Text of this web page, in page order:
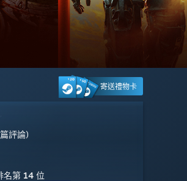
寄送禮物卡
評論)
名第 28 位
評論)
名第 14 位
評論)
名第 7 位
2
評論)
名第 4 位
論)
名第 25 位
Ghost Recon® Breakpoint
論)
名第 19 位
評論)
名第 26 位
評論)
名第 27 位
評論)
名第 3 位
攻行動》
評論)
名第 21 位
評論)
名第 18 位